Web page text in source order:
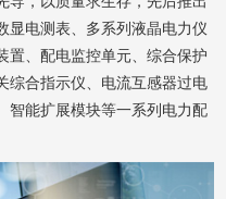
显电测表、多系列液晶电力仪
置、配电监控单元、综合保护
综合指示仪、电流互感器过电
智能扩展模块等一系列电力配